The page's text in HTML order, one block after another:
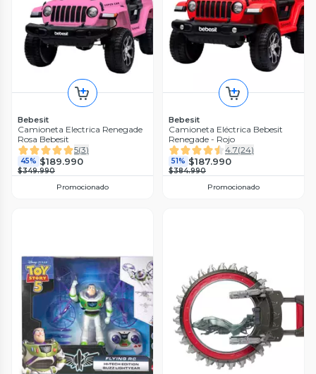
Bebesit
Camioneta Electrica Renegade
Rosa Bebesit
5(3)
45% $189.990
$349.990
Promocionado
Bebesit
Camioneta Eléctrica Bebesit
Renegade - Rojo
4.7(24)
51% $187.990
$384.990
Promocionado